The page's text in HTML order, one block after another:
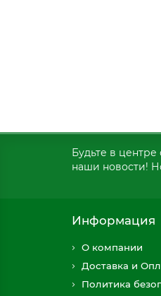
Будьте в
наши новости!
Информация
О компании
Доставка и
Политика